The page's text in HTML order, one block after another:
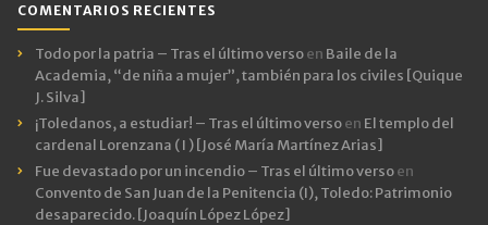
COMENTARIOS RECIENTES
Todo por la patria – Tras el último versoen Baile de la
Academia, “de niña a mujer”, también para los civiles [Quique
J. Silva]
¡Toledanos, a estudiar! – Tras el último versoen El templo del
cardenal Lorenzana ( I ) [José María Martínez Arias]
Fue devastado por un incendio – Tras el último versoen
Convento de San Juan de la Penitencia (I), Toledo: Patrimonio
desaparecido. [Joaquín López López]